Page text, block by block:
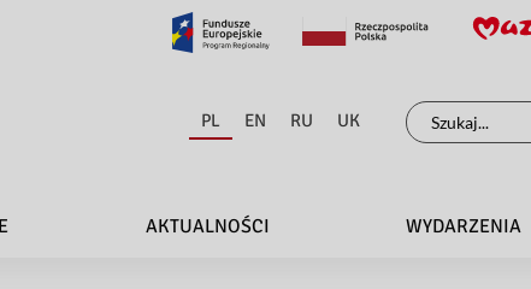
PL EN RU UK
Szukaj
dla:
AKTUALNOŚCI WYDARZENIA